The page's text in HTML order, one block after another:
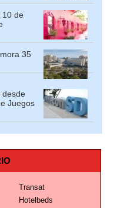
10 de
35
desde
Juegos
Transat
Hotelbeds